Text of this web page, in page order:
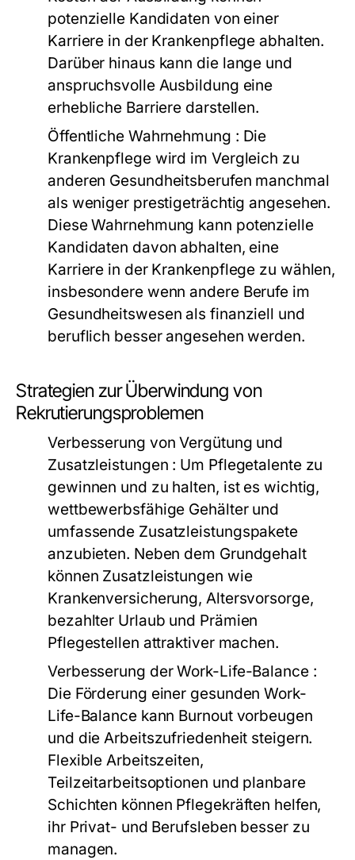
potenzielle Kandidaten von einer
Karriere in der Krankenpflege abhalten.
Darüber hinaus kann die lange und
anspruchsvolle Ausbildung eine
erhebliche Barriere darstellen.
Öffentliche Wahrnehmung : Die
Krankenpflege wird im Vergleich zu
anderen Gesundheitsberufen manchmal
als weniger prestigeträchtig angesehen.
Diese Wahrnehmung kann potenzielle
Kandidaten davon abhalten, eine
Karriere in der Krankenpflege zu wählen,
insbesondere wenn andere Berufe im
Gesundheitswesen als finanziell und
beruflich besser angesehen werden.
Strategien zur Überwindung von
Rekrutierungsproblemen
Verbesserung von Vergütung und
Zusatzleistungen : Um Pflegetalente zu
gewinnen und zu halten, ist es wichtig,
wettbewerbsfähige Gehälter und
umfassende Zusatzleistungspakete
anzubieten. Neben dem Grundgehalt
können Zusatzleistungen wie
Krankenversicherung, Altersvorsorge,
bezahlter Urlaub und Prämien
Pflegestellen attraktiver machen.
Verbesserung der Work-Life-Balance:
Die Förderung einer gesunden Work-
Life-Balance kann Burnout vorbeugen
und die Arbeitszufriedenheit steigern.
Flexible Arbeitszeiten,
Teilzeitarbeitsoptionen und planbare
Schichten können Pflegekräften helfen,
ihr Privat- und Berufsleben besser zu
managen.